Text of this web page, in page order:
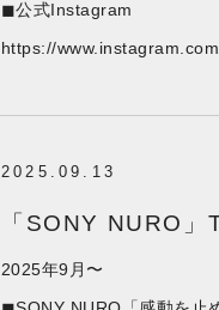
◼︎公式Instagram
https://
2025.09.13
「SONY NURO」
2025年9月〜